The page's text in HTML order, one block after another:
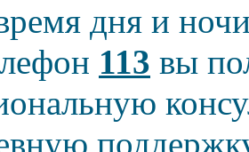
дня и
113 вы